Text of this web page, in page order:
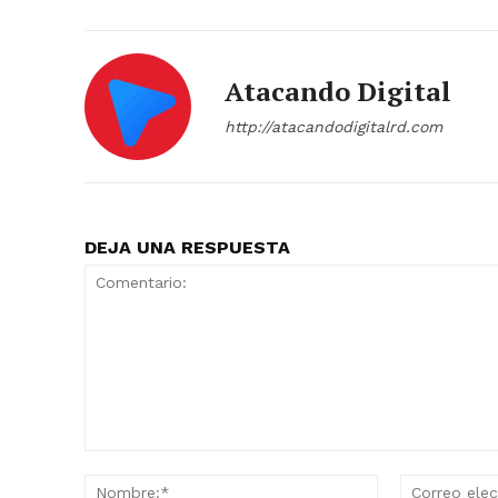
Atacando Digital
http://atacandodigitalrd.com
DEJA UNA RESPUESTA
Nombre:*